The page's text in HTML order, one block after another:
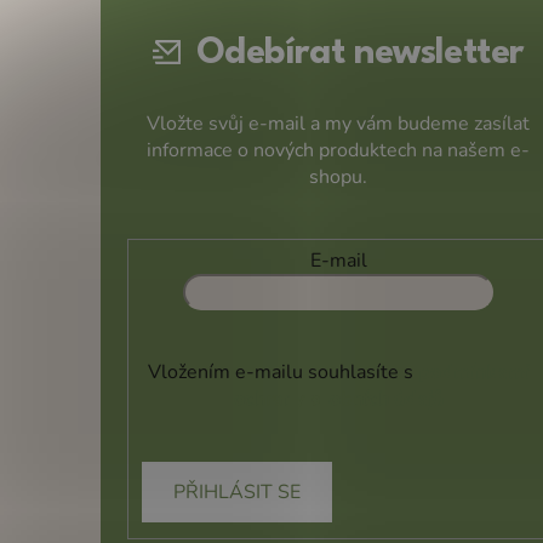
Odebírat newsletter
Vložte svůj e-mail a my vám budeme zasílat
informace o nových produktech na našem e-
shopu.
E-mail
Vložením e-mailu souhlasíte s
PŘIHLÁSIT SE